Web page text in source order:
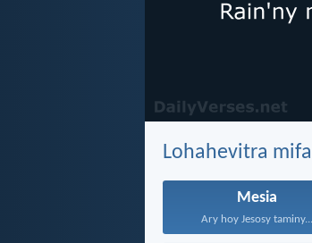
Lohahevitra
Mesia
Ary hoy Jesosy taminy...